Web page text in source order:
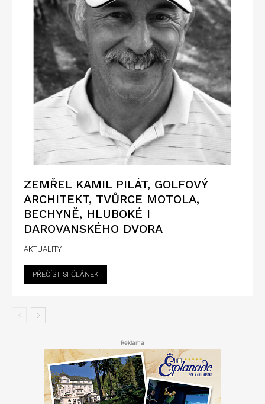
ZEMŘEL KAMIL PILÁT, GOLFOVÝ
ARCHITEKT, TVŮRCE MOTOLA,
BECHYNĚ, HLUBOKÉ I
DAROVANSKÉHO DVORA
AKTUALITY
PŘEČÍST SI ČLÁNEK
Reklama